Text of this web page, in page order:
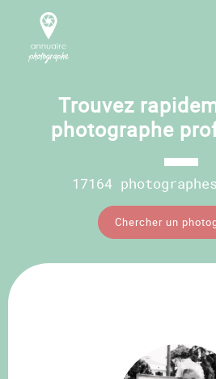
Trouvez
photographe
17164
Chercher un